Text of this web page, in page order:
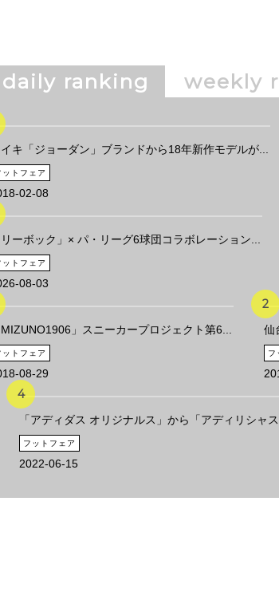
daily ranking weekly
キ「ジョーダン」ブランドから18年新作モデルが...
ットフェア
02-08
ーボック」× パ・リーグ6球団コラボレーション...
ットフェア
08-03
」スニーカープロジェクト第6...
ットフェア
08-29
仙
フ
「アディダス オリジナルス」から「アディリシャス
フットフェア
2022-06-15